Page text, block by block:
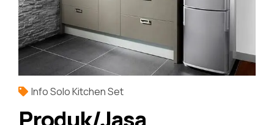
Info Solo Kitchen Set